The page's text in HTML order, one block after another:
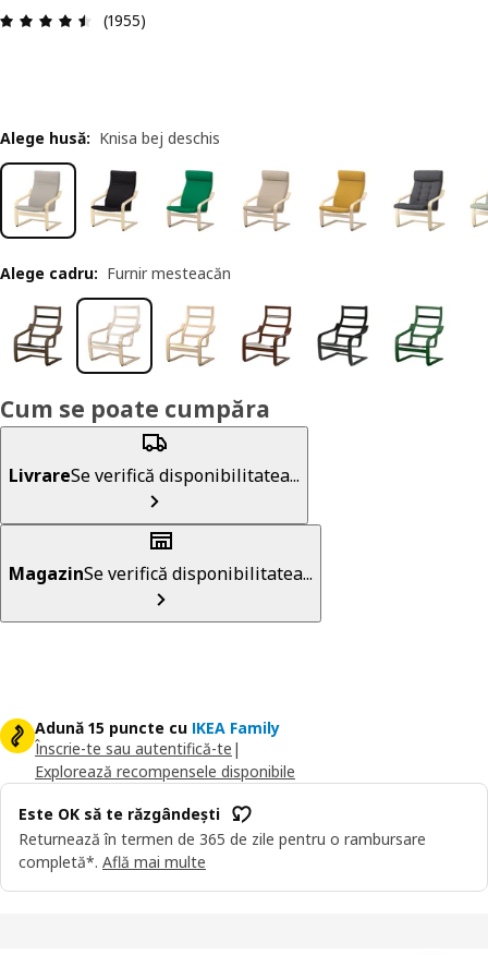
Prezentare generală: 4.5 din 5 stele Total
(1955)
Alege husă: Knisa bej deschis
Alege cadru: Furnir mesteacăn
Cum se poate cumpăra
LivrareSe verifică disponibilitatea...
MagazinSe verifică disponibilitatea...
Adună 15 puncte cu IKEA Family
Înscrie-te sau autentifică-te |
Explorează recompensele disponibile
Este OK să te răzgândești
Returnează în termen de 365 de zile pentru o rambursare
completă*. Află mai multe